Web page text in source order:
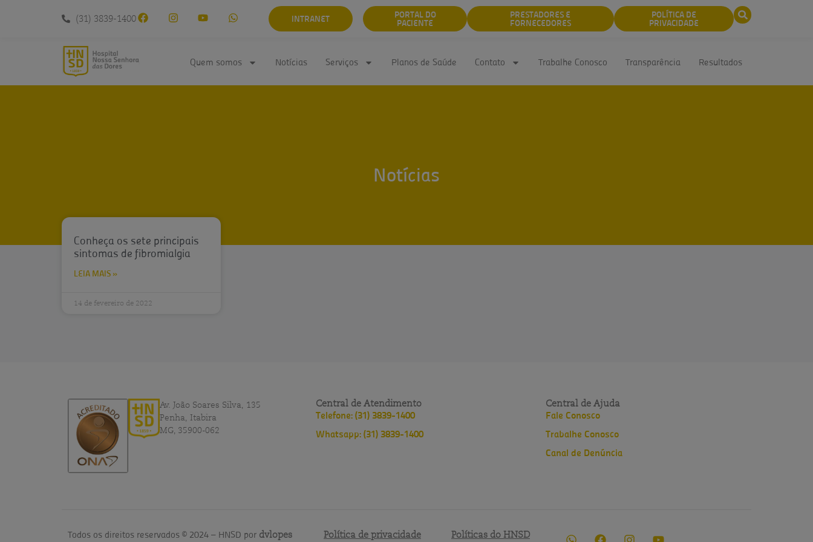
(31) 3839-1400 INTRANET PORTAL DO
PACIENTE
PRESTADORES E
FORNECEDORES
POLÍTICA DE
PRIVACIDADE
Quem somos Notícias Serviços Planos de Saúde Contato Trabalhe Conosco Transparência Resultados
Notícias
Conheça os sete principais
sintomas de fibromialgia
LEIA MAIS »
14 de fevereiro de 2022
Av. João Soares Silva, 135
Penha, Itabira
MG, 35900-062
Central de Atendimento
Telefone: (31) 3839-1400
Whatsapp: (31) 3839-1400
Central de Ajuda
Fale Conosco
Trabalhe Conosco
Canal de Denúncia
Todos os direitos reservados © 2024 – HNSD por dvlopes Política de privacidade Políticas do HNSD